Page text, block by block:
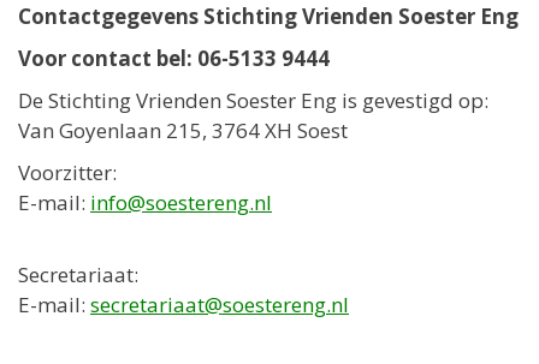
Contactgegevens Stichting Vrienden Soester Eng
Voor contact bel: 06-5133 9444
De Stichting Vrienden Soester Eng is gevestigd op:
Van Goyenlaan 215, 3764 XH Soest
Voorzitter:
E-mail: info@soestereng.nl
Secretariaat:
E-mail: secretariaat@soestereng.nl